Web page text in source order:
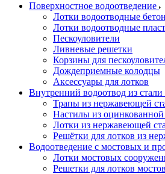
Поверхностное водоотведение
Лотки водоотводные
Лотки водоотводные
Пескоуловители
Ливневые решетки
Корзины для
Дождеприемные колодцы
Аксессуары для лотков
Внутренний водоотвод из стали
Трапы из нержавеющей
Настилы из оцинкованной
Лотки из нержавеющей
Решётки для лотков из
Водоотведение с мостовых и
Лотки мостовых
Решетки для лотков